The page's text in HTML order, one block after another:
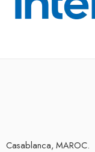
Casablanca, MAROC.